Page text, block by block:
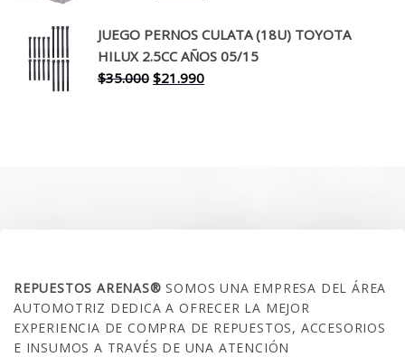
original
era:
$30.000.
actual
es:
$17.990.
JUEGO PERNOS CULATA (18U) TOYOTA
HILUX 2.5CC AÑOS 05/15
$35.000 El
$21.990El
REPUESTOS ARENAS®SOMOS UNA EMPRESA DEL ÁREA
AUTOMOTRIZ DEDICA A OFRECER LA MEJOR
EXPERIENCIA DE COMPRA DE REPUESTOS, ACCESORIOS
E INSUMOS A TRAVÉS DE UNA ATENCIÓN